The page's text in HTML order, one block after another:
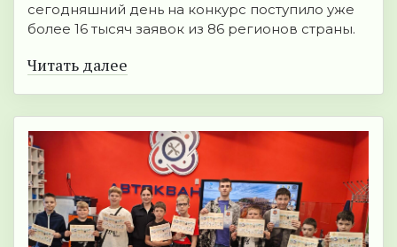
сегодняшний день на конкурс поступило уже
более 16 тысяч заявок из 86 регионов страны.
Читать далее